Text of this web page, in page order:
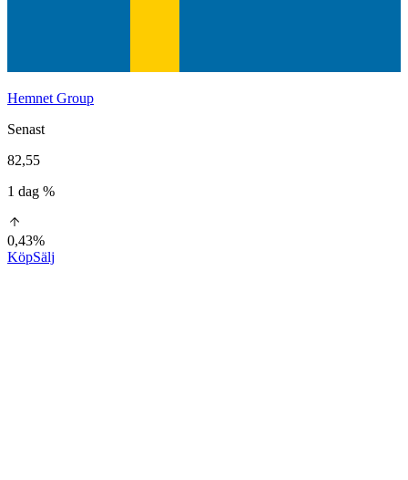
Hemnet Group
Senast
82,55
1 dag %
0,43%
KöpSälj